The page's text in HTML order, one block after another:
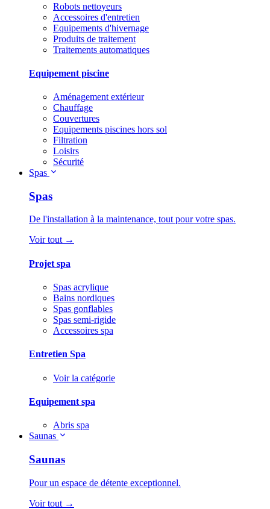
Robots nettoyeurs
Accessoires d'entretien
Equipements d'hivernage
Produits de traitement
Traitements automatiques
Equipement piscine
Aménagement extérieur
Chauffage
Couvertures
Equipements piscines hors sol
Filtration
Loisirs
Sécurité
Spas
Spas
De l'installation à la maintenance, tout pour votre spas.
Voir tout →
Projet spa
Spas acrylique
Bains nordiques
Spas gonflables
Spas semi-rigide
Accessoires spa
Entretien Spa
Voir la catégorie
Equipement spa
Abris spa
Saunas
Saunas
Pour un espace de détente exceptionnel.
Voir tout →